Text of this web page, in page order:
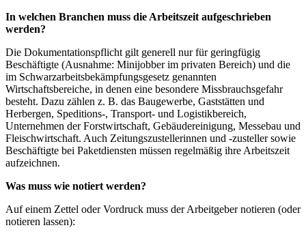
In welchen Branchen muss die Arbeitszeit aufgeschrieben
werden?
Die Dokumentationspflicht gilt generell nur für geringfügig
Beschäftigte (Ausnahme: Minijobber im privaten Bereich) und die
im Schwarzarbeitsbekämpfungsgesetz genannten
Wirtschaftsbereiche, in denen eine besondere Missbrauchsgefahr
besteht. Dazu zählen z. B. das Baugewerbe, Gaststätten und
Herbergen, Speditions-, Transport- und Logistikbereich,
Unternehmen der Forstwirtschaft, Gebäudereinigung, Messebau und
Fleischwirtschaft. Auch Zeitungszustellerinnen und -zusteller sowie
Beschäftigte bei Paketdiensten müssen regelmäßig ihre Arbeitszeit
aufzeichnen.
Was muss wie notiert werden?
Auf einem Zettel oder Vordruck muss der Arbeitgeber notieren (oder
notieren lassen):